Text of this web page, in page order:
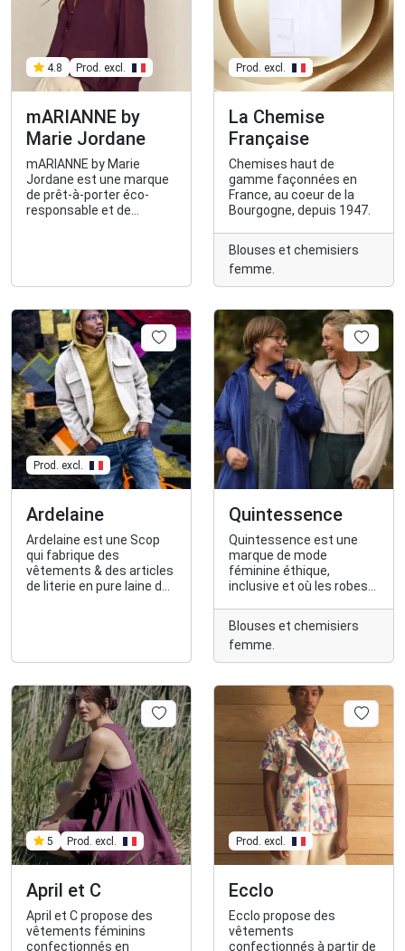
4.8 Prod. excl.
mARIANNE by
Marie Jordane
mARIANNE by Marie
Jordane est une marque
de prêt-à-porter éco-
responsable et de
atelier de confection à
matières naturelles.
Prod. excl.
La Chemise
Française
Chemises haut de
gamme façonnées en
France, au coeur de la
Bourgogne, depuis 1947.
Blouses et chemisiers
femme.
Prod. excl.
Ardelaine
Ardelaine est une Scop
qui fabrique des
vêtements & des articles
de literie en pure laine du
Quintessence
Quintessence est une
marque de mode
féminine éthique,
inclusive et où les robes
Blouses et chemisiers
femme.
5 Prod. excl.
April et C
April et C propose des
vêtements féminins
confectionnés en
Prod. excl.
Ecclo
Ecclo propose des
vêtements
confectionnés à partir de